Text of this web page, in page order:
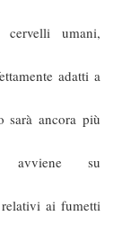
umani,
adatti a
sarà ancora più
su
ai fumetti